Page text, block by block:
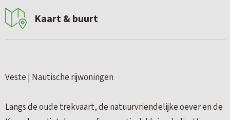
Kaart & buurt
Veste | Nautische rijwoningen
Langs de oude trekvaart, de natuurvriendelijke oever en de